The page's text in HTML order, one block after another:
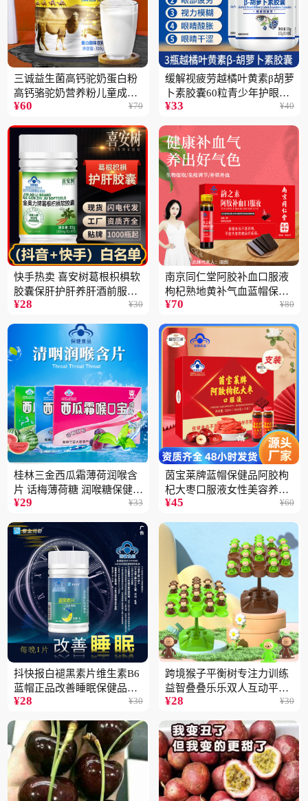
三诚益生菌高钙驼奶蛋白粉
高钙骆驼奶营养粉儿童成人
中老年高蛋白4桶
¥60 ¥70
缓解视疲劳越橘叶黄素β胡萝
卜素胶囊60粒青少年护眼中
老年保健品一瓶
¥33 ¥40
快手热卖 喜安树葛根枳椇软
胶囊保肝护肝养肝酒前服用
保健品批发2瓶
¥28 ¥30
南京同仁堂阿胶补血口服液
枸杞熟地黄补气血蓝帽保健
品100ML
¥70 ¥80
桂林三金西瓜霜薄荷润喉含
片 话梅薄荷糖 润喉糖保健食
品
¥29 ¥33
茵宝莱牌蓝帽保健品阿胶枸
杞大枣口服液女性美容养颜
营养品12支装
¥45 ¥60
抖快报白褪黑素片维生素B6
蓝帽正品改善睡眠保健品现
货批发代发2瓶
¥28 ¥30
跨境猴子平衡树专注力训练
益智叠叠乐乐双人互动平衡
儿童玩具批发
¥28 ¥30